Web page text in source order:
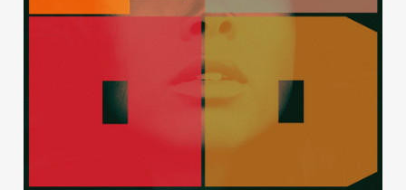
Publicidad
Aviso Legal
© 2015-2022 UMOMAG. PROPIEDAD DE UMO agency. TODOS LOS
DERECHOS RESERVADOS.